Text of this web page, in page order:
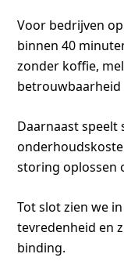
Voor bedrijven
binnen 40
zonder koffie,
betrouwbaarheid
Daarnaast speelt
storing oplossen
Tot slot zien we
tevredenheid en
binding.